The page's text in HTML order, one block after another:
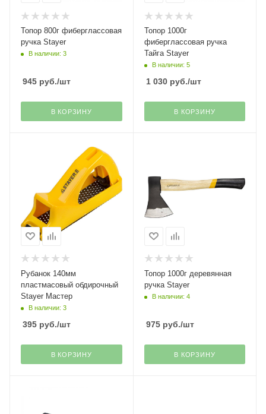
Топор 800г фиберглассовая
ручка Stayer
В наличии: 3
945 руб./шт
В КОРЗИНУ
Топор 1000г
фиберглассовая ручка
Тайга Stayer
В наличии: 5
1 030руб./шт
В КОРЗИНУ
Рубанок 140мм
пластмасовый обдирочный
Stayer Мастер
В наличии: 3
395 руб./шт
В КОРЗИНУ
Топор 1000г деревянная
ручка Stayer
В наличии: 4
975руб./шт
В КОРЗИНУ